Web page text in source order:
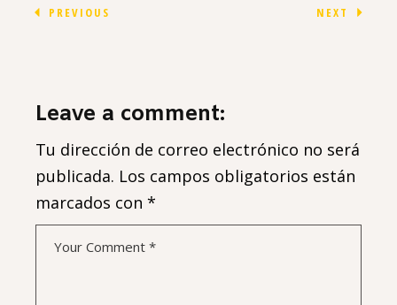
PREVIOUS NEXT
Leave a comment:
Tu dirección de correo electrónico no será
publicada. Los campos obligatorios están
marcados con*